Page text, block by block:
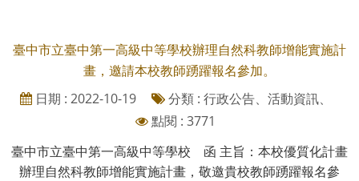
臺中市立臺中第一高級中等學校辦理自然科教師增能實施計
畫，邀請本校教師踴躍報名參加。
日期 : 2022-10-19
分類 : 行政公告、活動資訊、
點閱 : 3771
臺中市立臺中第一高級中等學校 函 主旨：本校優質化計畫
辦理自然科教師增能實施計畫，敬邀貴校教師踴躍報名參